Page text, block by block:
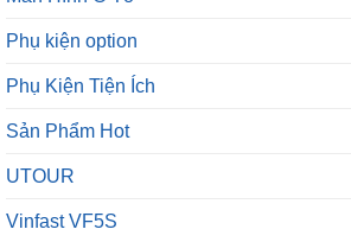
Phụ kiện option
Phụ Kiện Tiện Ích
Sản Phẩm Hot
UTOUR
Vinfast VF5S